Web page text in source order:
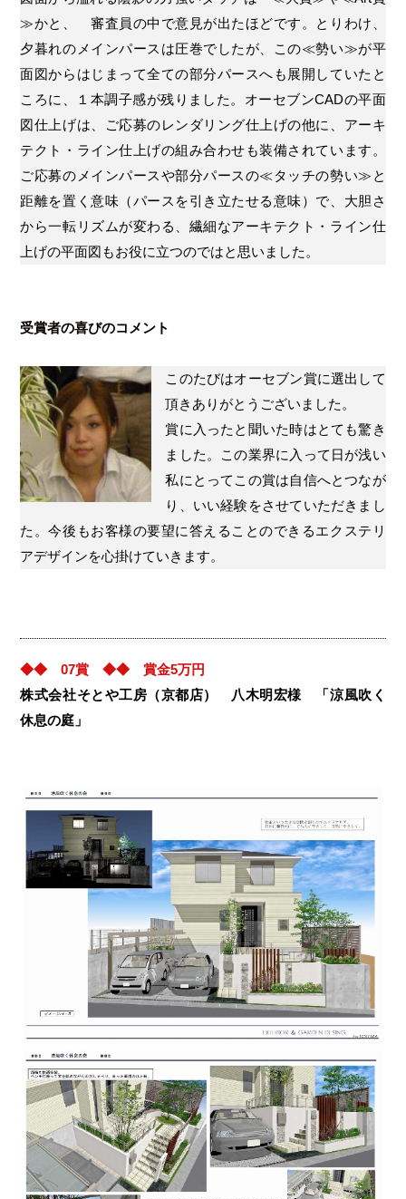
≫かと、 審査員の中で意見が出たほどです。とりわけ、
夕暮れのメインパースは圧巻でしたが、この≪勢い≫が平
面図からはじまって全ての部分パースへも展開していたと
ころに、１本調子感が残りました。オーセブンCADの平面
図仕上げは、ご応募のレンダリング仕上げの他に、アーキ
テクト・ライン仕上げの組み合わせも装備されています。
ご応募のメインパースや部分パースの≪タッチの勢い≫と
距離を置く意味（パースを引き立たせる意味）で、大胆さ
から一転リズムが変わる、繊細なアーキテクト・ライン仕
上げの平面図もお役に立つのではと思いました。
受賞者の喜びのコメント
このたびはオーセブン賞に選出して
頂きありがとうございました。
賞に入ったと聞いた時はとても驚き
ました。この業界に入って日が浅い
私にとってこの賞は自信へとつなが
り、いい経験をさせていただきまし
た。今後もお客様の要望に答えることのできるエクステリ
アデザインを心掛けていきます。
◆◆ 07賞 ◆◆ 賞金5万円
株式会社そとや工房（京都店） 八木明宏様 「涼風吹く
休息の庭」